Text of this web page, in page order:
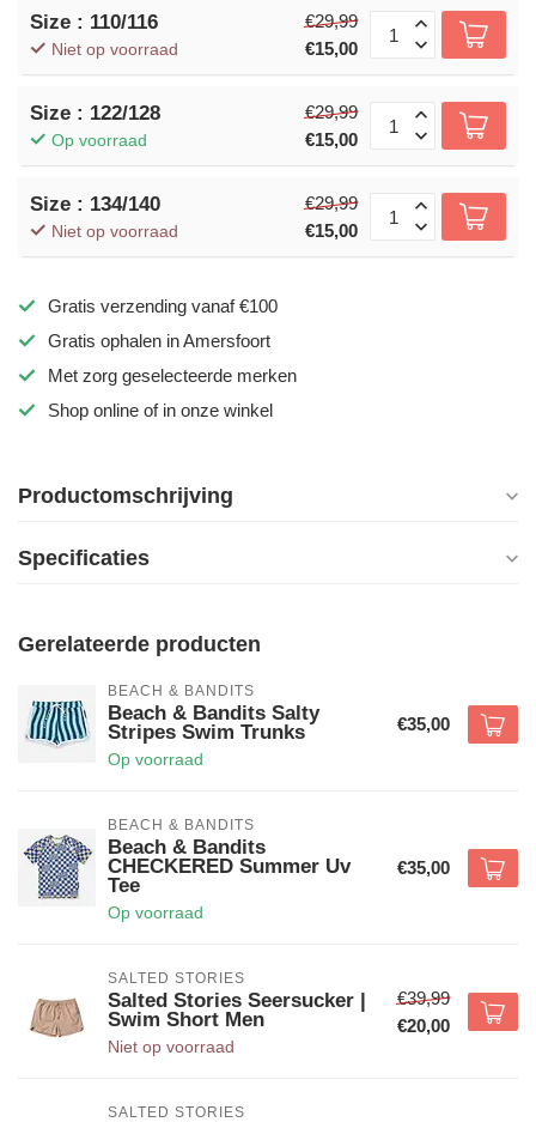
Size : 110/116
Niet op voorraad
€29,99
€15,00
Size : 122/128
Op voorraad
€29,99
€15,00
Size : 134/140
Niet op voorraad
€29,99
€15,00
Gratis verzending vanaf €100
Gratis ophalen in Amersfoort
Met zorg geselecteerde merken
Shop online of in onze winkel
Productomschrijving
Specificaties
Gerelateerde producten
BEACH & BANDITS
Beach & Bandits Salty
Stripes Swim Trunks
Op voorraad
€35,00
BEACH & BANDITS
Beach & Bandits
CHECKERED Summer Uv
Tee
Op voorraad
€35,00
SALTED STORIES
Salted Stories Seersucker |
Swim Short Men
Niet op voorraad
€39,99
€20,00
SALTED STORIES